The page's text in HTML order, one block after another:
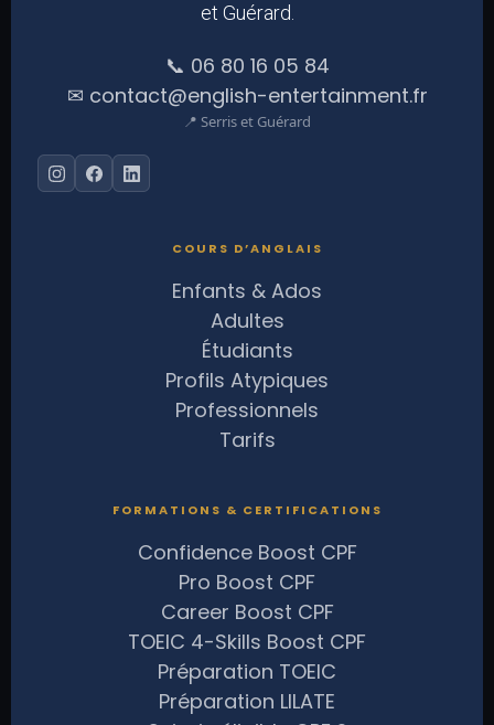
et Guérard.
📞 06 80 16 05 84
✉ contact@english-entertainment.fr
📍 Serris et Guérard
COURS D’ANGLAIS
Enfants & Ados
Adultes
Étudiants
Profils Atypiques
Professionnels
Tarifs
FORMATIONS & CERTIFICATIONS
Confidence Boost CPF
Pro Boost CPF
Career Boost CPF
TOEIC 4-Skills Boost CPF
Préparation TOEIC
Préparation LILATE